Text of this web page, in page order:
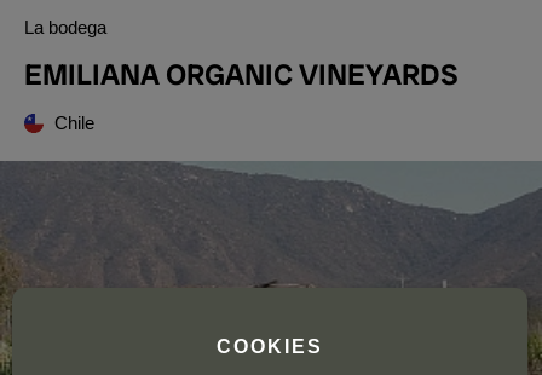
La bodega
EMILIANA ORGANIC VINEYARDS
Chile
COOKIES